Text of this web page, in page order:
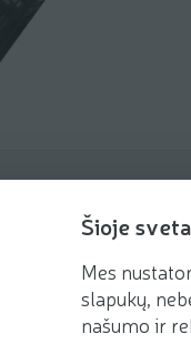
Šioje
Mes
slapukų,
našumo ir